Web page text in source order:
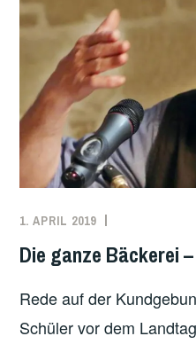
1. APRIL 2019
WOLF
KLIMA
Die ganze Bäckerei
Rede auf der
Schüler vor dem